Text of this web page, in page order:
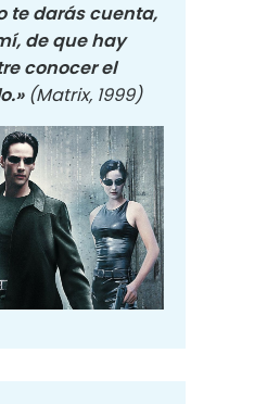
te darás cuenta,
de que hay
conocer el
(Matrix, 1999)